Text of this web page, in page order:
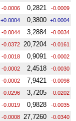
-0.0006 0,2821 -0.0009
+0.0004 0,3800 +0.0004
-0.0044 3,2884 -0.0034
-0.0372 20,7204 -0.0161
-0.0018 0,9091 -0.0002
-0.0002 2,4518 -0.0030
-0.0002 7,9421 -0.0098
-0.0296 3,7205 -0.0202
-0.0019 0,9828 -0.0035
-0.0008 27,7260 -0.0340